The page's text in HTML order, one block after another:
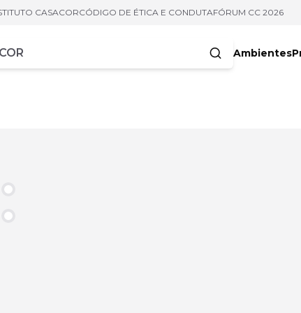
CASACORCÓDIGO DE ÉTICA E CONDUTAFÓRUM CC 2026
Ambientes